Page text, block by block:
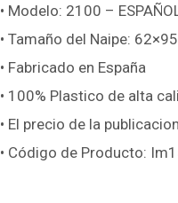
• Modelo: 2100 –
• Tamaño del Naipe:
• Fabricado en España
• 100% Plastico de alta
• El precio de la
• Código de Producto: